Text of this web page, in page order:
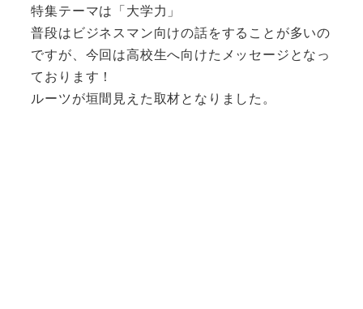
特集テーマは「大学力」
普段はビジネスマン向けの話をすることが多いの
ですが、今回は高校生へ向けたメッセージとなっ
ております！
ルーツが垣間見えた取材となりました。